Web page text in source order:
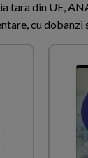
tara din UE,
cu dobanzi